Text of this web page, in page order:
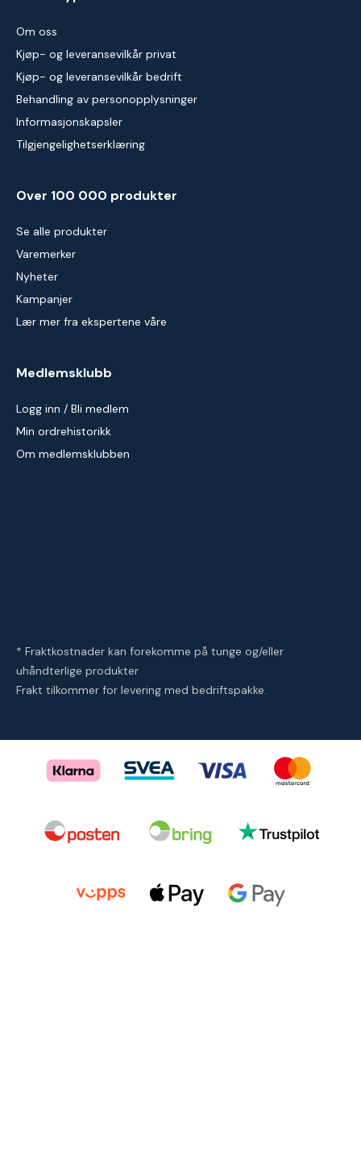
Om oss
Kjøp- og leveransevilkår privat
Kjøp- og leveransevilkår bedrift
Behandling av personopplysninger
Informasjonskapsler
Tilgjengelighetserklæring
Over 100 000 produkter
Se alle produkter
Varemerker
Nyheter
Kampanjer
Lær mer fra ekspertene våre
Medlemsklubb
Logg inn / Bli medlem
Min ordrehistorikk
Om medlemsklubben
* Fraktkostnader kan forekomme på tunge og/eller
uhåndterlige produkter
Frakt tilkommer for levering med bedriftspakke.